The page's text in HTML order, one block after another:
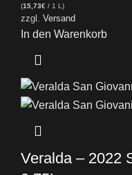
(15,73€ / 1 L)
zzgl. Versand
In den Warenkorb
Veralda – 2022